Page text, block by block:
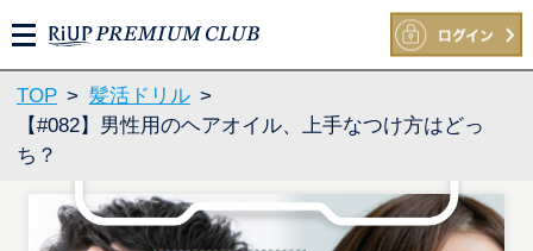
M
N
U
TOP > 髪活ドリル >
【#082】男性用のヘアオイル、上手なつけ方はどっ
ち？